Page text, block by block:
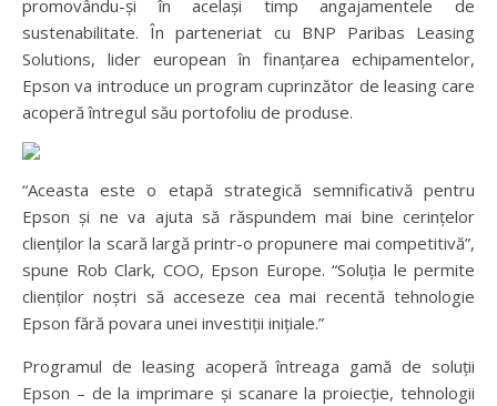
promovându-și în același timp angajamentele de
sustenabilitate. În parteneriat cu BNP Paribas Leasing
Solutions, lider european în finanțarea echipamentelor,
Epson va introduce un program cuprinzător de leasing care
acoperă întregul său portofoliu de produse.
“Aceasta este o etapă strategică semnificativă pentru
Epson și ne va ajuta să răspundem mai bine cerințelor
clienților la scară largă printr-o propunere mai competitivă”,
spune Rob Clark, COO, Epson Europe. “Soluția le permite
clienților noștri să acceseze cea mai recentă tehnologie
Epson fără povara unei investiții inițiale.”
Programul de leasing acoperă întreaga gamă de soluții
Epson – de la imprimare și scanare la proiecție, tehnologii